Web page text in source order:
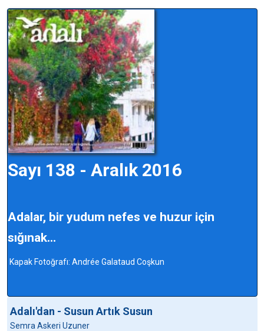
Sayı 138 - Aralık 2016
Adalar, bir yudum nefes ve huzur için
sığınak...
Kapak Fotoğrafı: Andrée Galataud Coşkun
Adalı'dan - Susun Artık Susun
Semra Askeri Uzuner